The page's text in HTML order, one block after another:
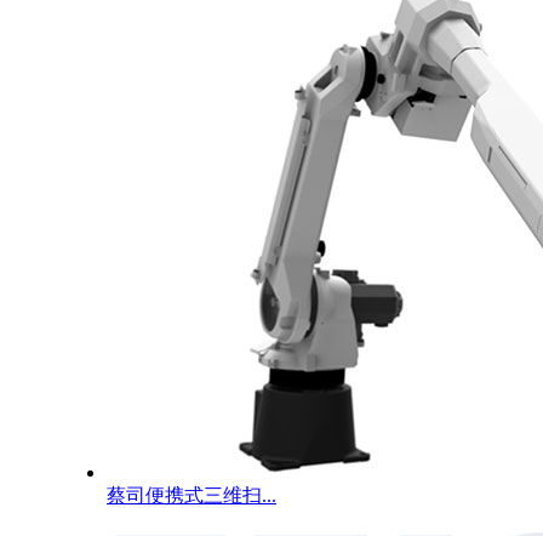
蔡司便携式三维扫...